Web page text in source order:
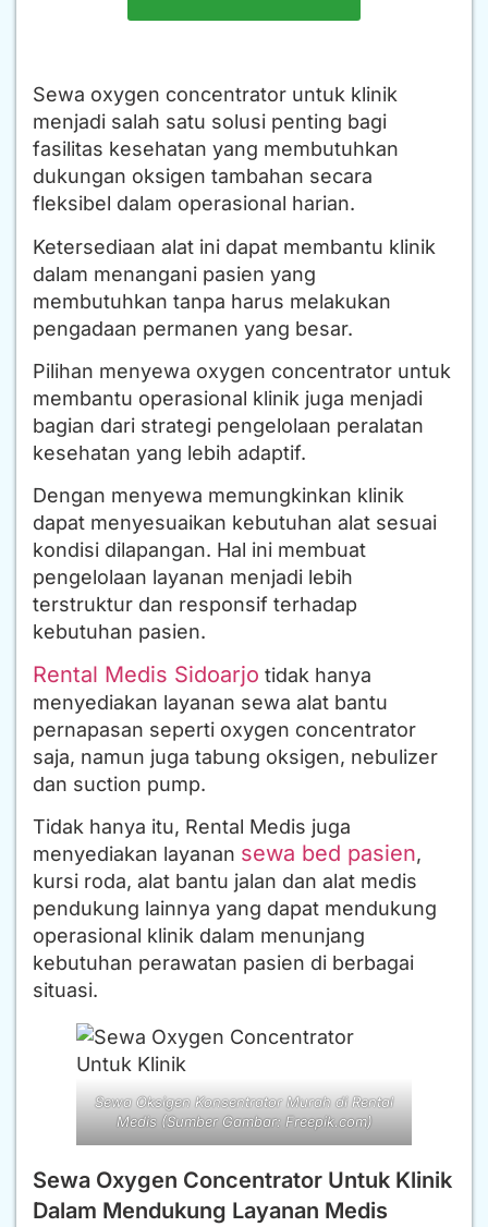
Sewa oxygen concentrator untuk klinik
menjadi salah satu solusi penting bagi
fasilitas kesehatan yang membutuhkan
dukungan oksigen tambahan secara
fleksibel dalam operasional harian.
Ketersediaan alat ini dapat membantu klinik
dalam menangani pasien yang
membutuhkan tanpa harus melakukan
pengadaan permanen yang besar.
Pilihan menyewa oxygen concentrator untuk
membantu operasional klinik juga menjadi
bagian dari strategi pengelolaan peralatan
kesehatan yang lebih adaptif.
Dengan menyewa memungkinkan klinik
dapat menyesuaikan kebutuhan alat sesuai
kondisi dilapangan. Hal ini membuat
pengelolaan layanan menjadi lebih
terstruktur dan responsif terhadap
kebutuhan pasien.
Rental Medis Sidoarjo tidak hanya
menyediakan layanan sewa alat bantu
pernapasan seperti oxygen concentrator
saja, namun juga tabung oksigen, nebulizer
dan suction pump.
Tidak hanya itu, Rental Medis juga
menyediakan layanan sewa bed pasien,
kursi roda, alat bantu jalan dan alat medis
pendukung lainnya yang dapat mendukung
operasional klinik dalam menunjang
kebutuhan perawatan pasien di berbagai
situasi.
Sewa Oksigen Konsentrator Murah di Rental
Medis (Sumber Gambar: Freepik.com)
Sewa Oxygen Concentrator Untuk Klinik
Dalam Mendukung Layanan Medis